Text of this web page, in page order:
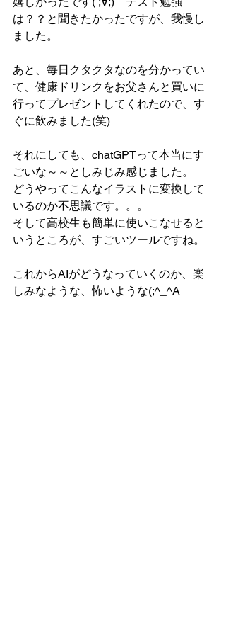
は？？と聞きたかったですが、我慢し
ました。
あと、毎日クタクタなのを分かってい
て、健康ドリンクをお父さんと買いに
行ってプレゼントしてくれたので、す
ぐに飲みました(笑)
それにしても、chatGPTって本当にす
ごいな～～としみじみ感じました。
どうやってこんなイラストに変換して
いるのか不思議です。。。
そして高校生も簡単に使いこなせると
いうところが、すごいツールですね。
これからAIがどうなっていくのか、楽
しみなような、怖いような(;^_^A